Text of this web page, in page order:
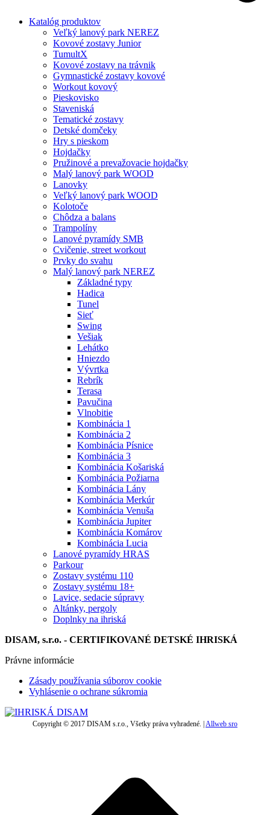
Katalóg produktov
Veľký lanový park NEREZ
Kovové zostavy Junior
TumultX
Kovové zostavy na trávnik
Gymnastické zostavy kovové
Workout kovový
Pieskovisko
Staveniská
Tematické zostavy
Detské domčeky
Hry s pieskom
Hojdačky
Pružinové a prevažovacie hojdačky
Malý lanový park WOOD
Lanovky
Veľký lanový park WOOD
Kolotoče
Chôdza a balans
Trampolíny
Lanové pyramídy SMB
Cvičenie, street workout
Prvky do svahu
Malý lanový park NEREZ
Základné typy
Hadica
Tunel
Sieť
Swing
Vešiak
Lehátko
Hniezdo
Vývrtka
Rebrík
Terasa
Pavučina
Vlnobitie
Kombinácia 1
Kombinácia 2
Kombinácia Písnice
Kombinácia 3
Kombinácia Košariská
Kombinácia Požiarna
Kombinácia Lány
Kombinácia Merkúr
Kombinácia Venuša
Kombinácia Jupiter
Kombinácia Komárov
Kombinácia Lucia
Lanové pyramídy HRAS
Parkour
Zostavy systému 110
Zostavy systému 18+
Lavice, sedacie súpravy
Altánky, pergoly
Doplnky na ihriská
DISAM, s.r.o. - CERTIFIKOVANÉ DETSKÉ IHRISKÁ
Právne informácie
Zásady používania súborov cookie
Vyhlásenie o ochrane súkromia
Copyright © 2017 DISAM s.r.o., Všetky práva vyhradené. | Allweb sro